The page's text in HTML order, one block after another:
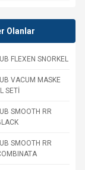
Olanlar
FLEXEN SNORKEL
VACUM MASKE
SETİ
SMOOTH RR
SMOOTH RR